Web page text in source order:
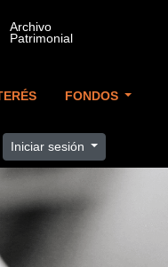
FONDOS
Iniciar sesión